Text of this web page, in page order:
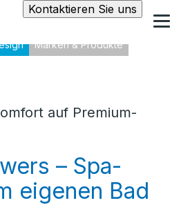
Kontaktieren Sie uns
Marken & Produkte
auf Premium-
– Spa-
eigenen Bad